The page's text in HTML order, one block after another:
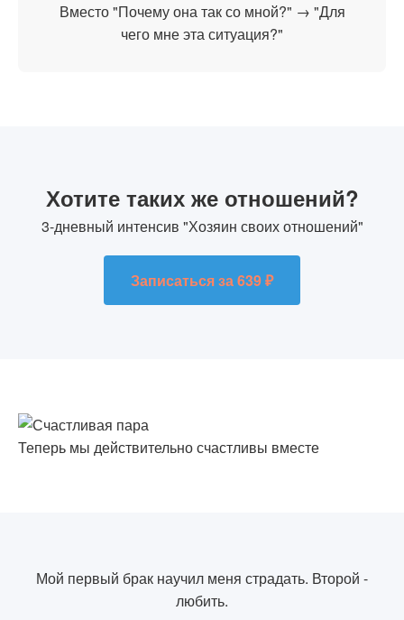
Вместо "Почему она так со мной?" → "Для
чего мне эта ситуация?"
Хотите таких же отношений?
3-дневный интенсив "Хозяин своих отношений"
Записаться за 639 ₽
Теперь мы действительно счастливы вместе
Мой первый брак научил меня страдать. Второй -
любить.